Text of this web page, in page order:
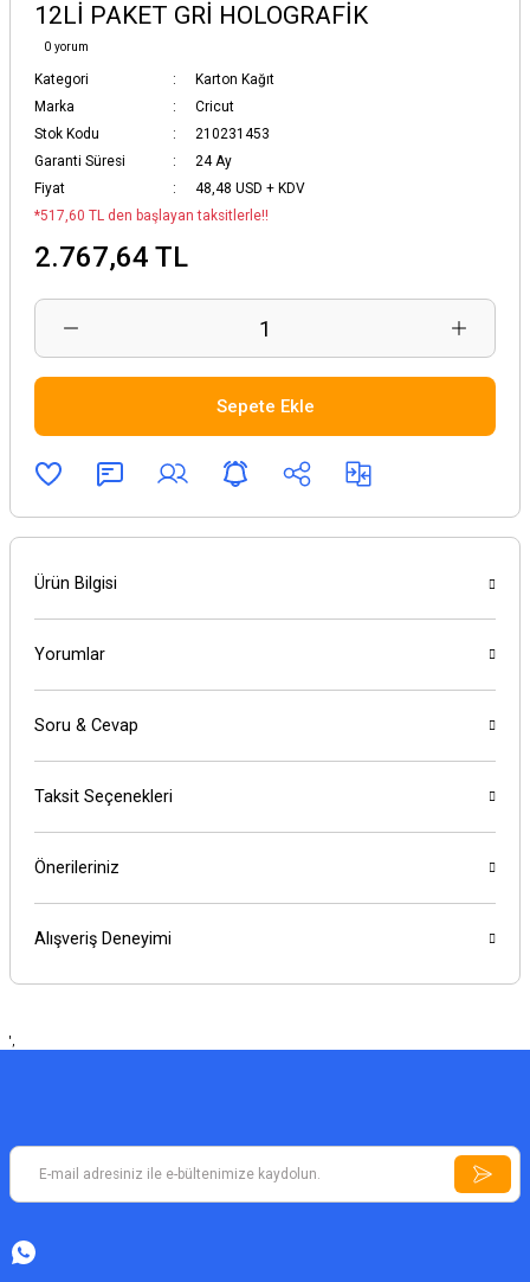
12Lİ PAKET GRİ HOLOGRAFİK
0 yorum
Kategori
Karton Kağıt
Marka
Cricut
Stok Kodu
210231453
Garanti Süresi
24 Ay
Fiyat
48,48 USD + KDV
*517,60 TL den başlayan taksitlerle!!
2.767,64 TL
Sepete Ekle
Ürün Bilgisi
Yorumlar
Soru & Cevap
Taksit Seçenekleri
Önerileriniz
Alışveriş Deneyimi
',